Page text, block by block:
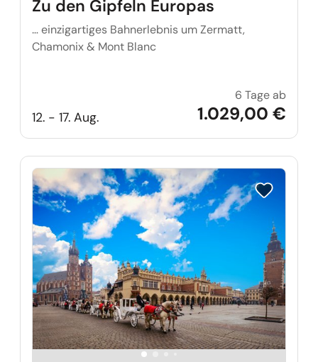
Zu den Gipfeln Europas
… einzigartiges Bahnerlebnis um Zermatt,
Chamonix & Mont Blanc
12. - 17. Aug.
Zu
6 Tage ab
1.029,00 €
Reise auf